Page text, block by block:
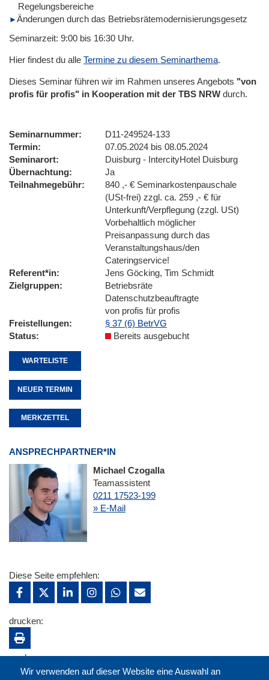
Regelungsbereiche
Änderungen durch das Betriebsrätemodernisierungsgesetz
Seminarzeit: 9:00 bis 16:30 Uhr.
Hier findest du alle Termine zu diesem Seminarthema.
Dieses Seminar führen wir im Rahmen unseres Angebots "von
profis für profis" in Kooperation mit der TBS NRW durch.
Seminarnummer
D11-249524-133
Termin
07.05.2024 bis 08.05.2024
Seminarort
Duisburg - IntercityHotel Duisburg
Übernachtung
Ja
Teilnahmegebühr
840 ,- € Seminarkostenpauschale
(USt-frei) zzgl. ca. 259 ,- € für
Unterkunft/Verpflegung (zzgl. USt)
Vorbehaltlich möglicher
Preisanpassung durch das
Veranstaltungshaus/den
Cateringservice!
Referent*in
Jens Göcking, Tim Schmidt
Zielgruppen
Betriebsräte
Datenschutzbeauftragte
von profis für profis
Freistellungen
§ 37 (6) BetrVG
Status
Bereits ausgebucht
WARTELISTE
NEUER TERMIN
MERKZETTEL
ANSPRECHPARTNER*IN
Michael Czogalla
Teamassistent
0211 17523-199
» E-Mail
Wir verwenden auf dieser Website eine Auswahl an
Diese Seite empfehlen:
drucken:
merken: